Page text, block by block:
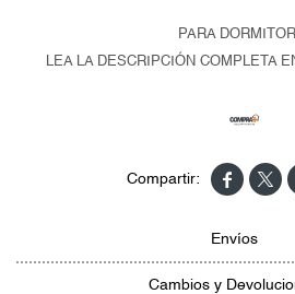
PARA
LEA LA DESCRIPCIÓN COMPLETA
 
Envíos
Cambios y